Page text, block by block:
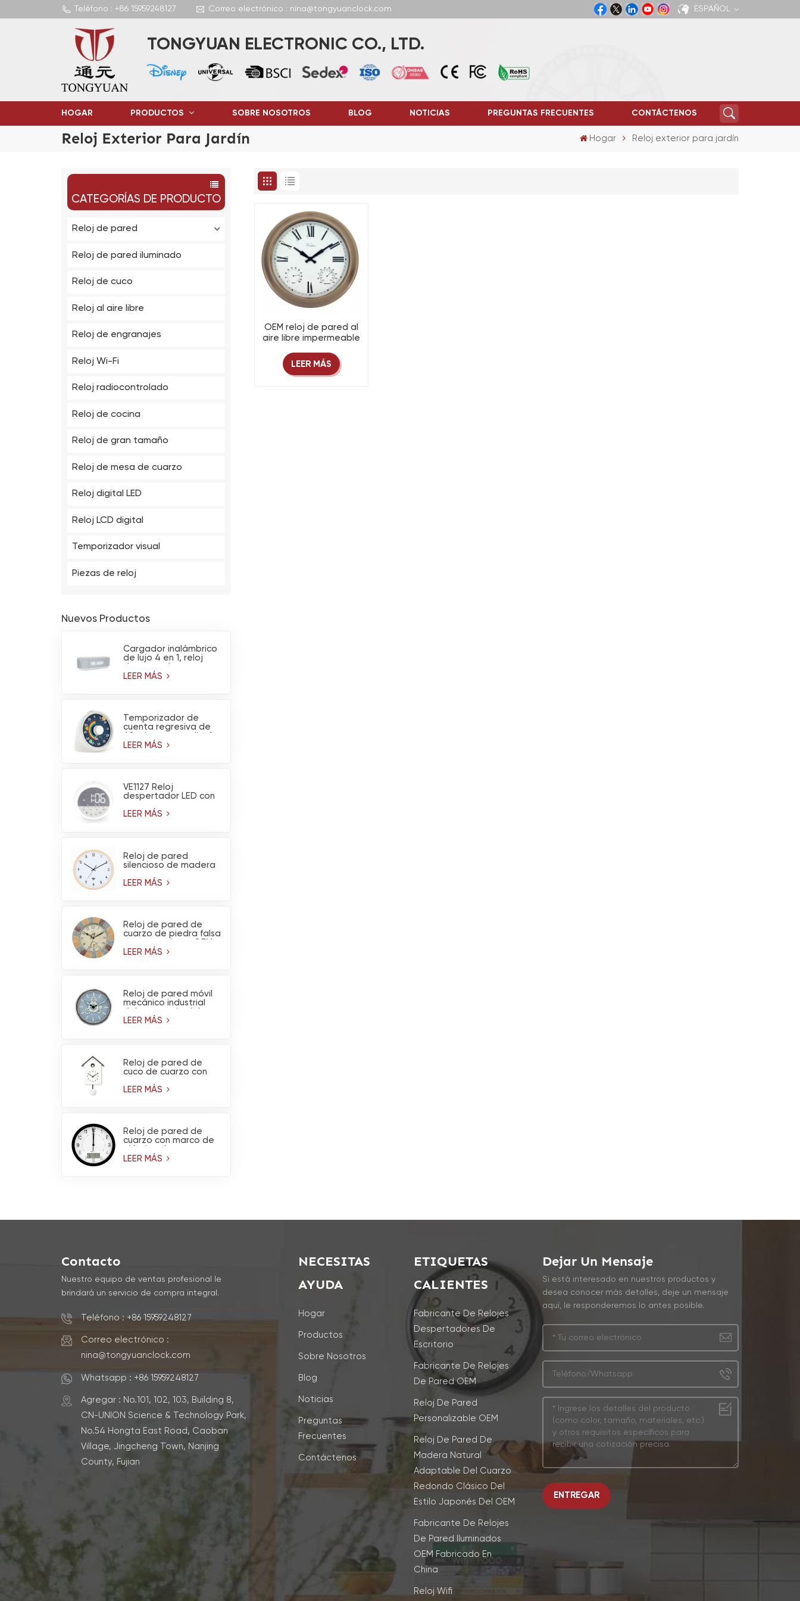
Teléfono : +86 15959248127 Correo electrónico : nina@tongyuanclock.com ESPAÑOL
TONGYUAN ELECTRONIC CO., LTD.
HOGAR PRODUCTOS SOBRE NOSOTROS BLOG NOTICIAS PREGUNTAS FRECUENTES CONTÁCTENOS
Reloj Exterior Para Jardín Hogar Reloj exterior para jardín
CATEGORÍAS DE PRODUCTO
Reloj de pared
Reloj de pared iluminado
Reloj de cuco
Reloj al aire libre
Reloj de engranajes
Reloj Wi-Fi
Reloj radiocontrolado
Reloj de cocina
Reloj de gran tamaño
Reloj de mesa de cuarzo
Reloj digital LED
Reloj LCD digital
Temporizador visual
Piezas de reloj
Nuevos Productos
Cargador inalámbrico
de lujo 4 en 1, reloj
multifuncional,
LEER MÁS
Temporizador de
cuenta regresiva de
de arcoíris y
LEER MÁS
VE1127 Reloj
despertador LED con
nocturna
LEER MÁS
Reloj de pared
silencioso de madera
con pilas y tiene
LEER MÁS
Reloj de pared de
cuarzo de piedra falsa
con termómetro -
LEER MÁS
Reloj de pared móvil
mecánico industrial
metal del diseño del
LEER MÁS
Reloj de pared de
cuco de cuarzo con
LEER MÁS
Reloj de pared de
cuarzo con marco de
higrómetro y
LEER MÁS
OEM reloj de pared al
aire libre impermeable
pantalla de
temperatura y
LEER MÁS
Contacto
Nuestro equipo de ventas profesional le
brindará un servicio de compra integral.
Teléfono : +86 15959248127
Correo electrónico :
nina@tongyuanclock.com
Whatsapp : +86 15959248127
Agregar : No.101, 102, 103, Building 8,
CN-UNION Science & Technology Park,
No.54 Hongta East Road, Caoban
Village, Jingcheng Town, Nanjing
County, Fujian
NECESITAS
AYUDA
Hogar
Productos
Sobre Nosotros
Blog
Noticias
Preguntas
Frecuentes
Contáctenos
ETIQUETAS
CALIENTES
Fabricante De Relojes
Despertadores De
Escritorio
Fabricante De Relojes
De Pared OEM
Reloj De Pared
Personalizable OEM
Reloj De Pared De
Madera Natural
Adaptable Del Cuarzo
Redondo Clásico Del
Estilo Japonés Del OEM
Fabricante De Relojes
De Pared Iluminados
OEM Fabricado En
China
Reloj Wifi
Dejar Un Mensaje
Si está interesado en nuestros productos y
desea conocer más detalles, deje un mensaje
aquí, le responderemos lo antes posible.
ENTREGAR